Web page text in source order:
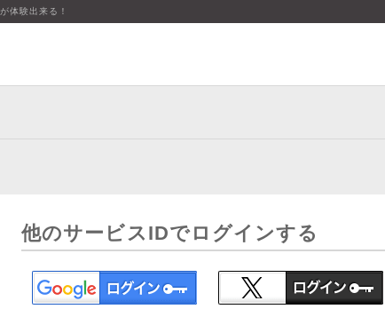
体験出来る！
他のサービスIDでログインする